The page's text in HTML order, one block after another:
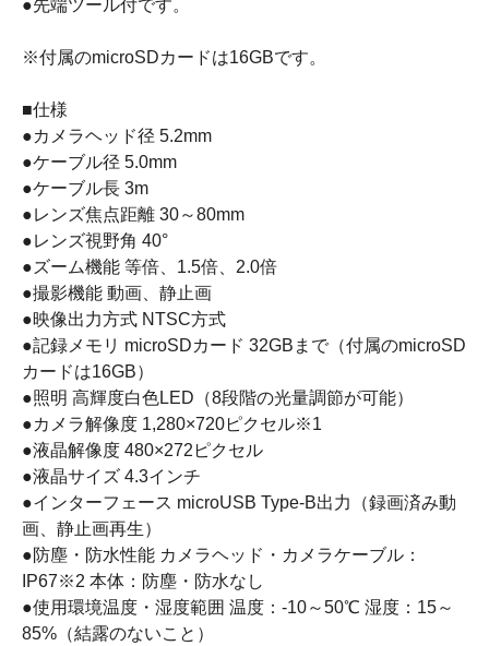
●先端ツール付です。
※付属のmicroSDカードは16GBです。
■仕様
●カメラヘッド径 5.2mm
●ケーブル径 5.0mm
●ケーブル長 3m
●レンズ焦点距離 30～80mm
●レンズ視野角 40°
●ズーム機能 等倍、1.5倍、2.0倍
●撮影機能 動画、静止画
●映像出力方式 NTSC方式
●記録メモリ microSDカード 32GBまで（付属のmicroSD
カードは16GB）
●照明 高輝度白色LED（8段階の光量調節が可能）
●カメラ解像度 1,280×720ピクセル※1
●液晶解像度 480×272ピクセル
●液晶サイズ 4.3インチ
●インターフェース microUSB Type-B出力（録画済み動
画、静止画再生）
●防塵・防水性能 カメラヘッド・カメラケーブル：
IP67※2 本体：防塵・防水なし
●使用環境温度・湿度範囲 温度：-10～50℃ 湿度：15～
85%（結露のないこと）